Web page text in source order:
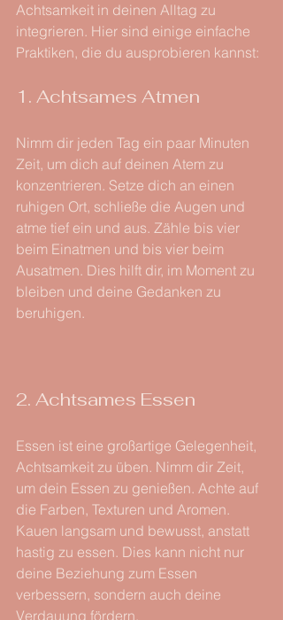
Achtsamkeit in deinen Alltag zu
integrieren. Hier sind einige einfache
Praktiken, die du ausprobieren kannst:
1. Achtsames Atmen
Nimm dir jeden Tag ein paar Minuten
Zeit, um dich auf deinen Atem zu
konzentrieren. Setze dich an einen
ruhigen Ort, schließe die Augen und
atme tief ein und aus. Zähle bis vier
beim Einatmen und bis vier beim
Ausatmen. Dies hilft dir, im Moment zu
bleiben und deine Gedanken zu
beruhigen.
2. Achtsames Essen
Essen ist eine großartige Gelegenheit,
Achtsamkeit zu üben. Nimm dir Zeit,
um dein Essen zu genießen. Achte auf
die Farben, Texturen und Aromen.
Kauen langsam und bewusst, anstatt
hastig zu essen. Dies kann nicht nur
deine Beziehung zum Essen
verbessern, sondern auch deine
Verdauung fördern.